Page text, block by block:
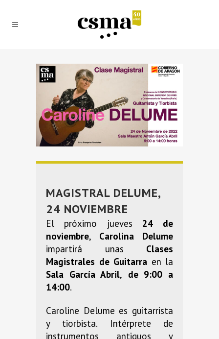
MAGISTRAL DELUME,
24 NOVIEMBRE
El próximo jueves 24 de
noviembre, Carolina Delume
impartirá unas Clases
Magistrales de Guitarra en la
Sala García Abril, de 9:00 a
14:00.
Caroline Delume es guitarrista
y tiorbista. Intérprete de
instrumentos antiguos y